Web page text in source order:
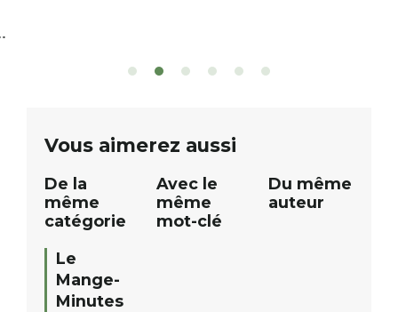
sont à gagner, sélectionnés auprès
12h à […]
Vous aimerez aussi
De la
même
catégorie
Le
Mange-
Minutes
Avec le
même
mot-clé
Du même
auteur